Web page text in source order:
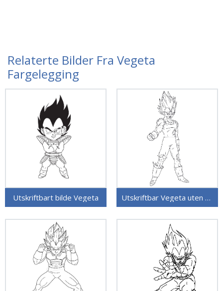
Relaterte Bilder Fra Vegeta
Fargelegging
Utskriftbart bilde Vegeta Utskriftbar Vegeta uten kostnad